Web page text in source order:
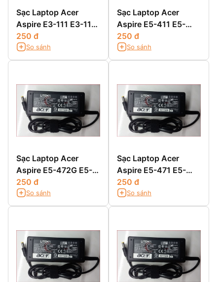
Sạc Laptop Acer
Aspire E3-111 E3-112
E3-112M
250 đ
So sánh
Sạc Laptop Acer
Aspire E5-411 E5-
411G E5-421 E5-
421G
250 đ
So sánh
Sạc Laptop Acer
Aspire E5-472G E5-
511 E5-511G E5-511P
250 đ
So sánh
Sạc Laptop Acer
Aspire E5-471 E5-
471G E5-471P E5-
471PG
250 đ
So sánh